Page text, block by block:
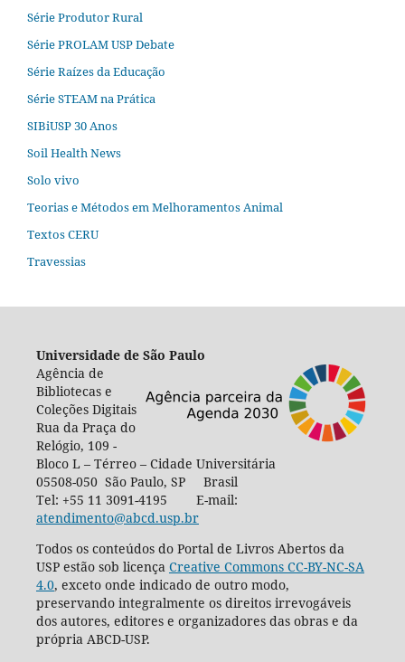
Série Produtor Rural
Série PROLAM USP Debate
Série Raízes da Educação
Série STEAM na Prática
SIBiUSP 30 Anos
Soil Health News
Solo vivo
Teorias e Métodos em Melhoramentos Animal
Textos CERU
Travessias
Universidade de São Paulo
Agência de
Bibliotecas e
Coleções Digitais
Rua da Praça do
Relógio, 109 -
Bloco L – Térreo – Cidade Universitária
05508-050 São Paulo, SP Brasil
Tel: +55 11 3091-4195 E-mail:
atendimento@abcd.usp.br
Todos os conteúdos do Portal de Livros Abertos da
USP estão sob licença Creative Commons CC-BY-NC-SA
4.0, exceto onde indicado de outro modo,
preservando integralmente os direitos irrevogáveis
dos autores, editores e organizadores das obras e da
própria ABCD-USP.